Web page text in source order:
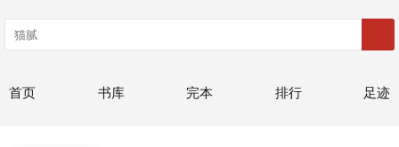
首页 书库 完本 排行 足迹